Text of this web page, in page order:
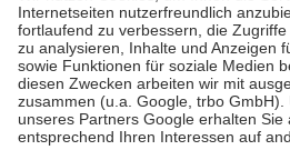
Kosten der Leistung zu entrichten.
Diese Regeln gelten grundsätzlich
Bei Heilmitteln und häuslicher
Zuzahlung zehn Prozent der Kosten
Verordnung.
Um das Engagement der Versicherten
stärken und die besondere Stellung der